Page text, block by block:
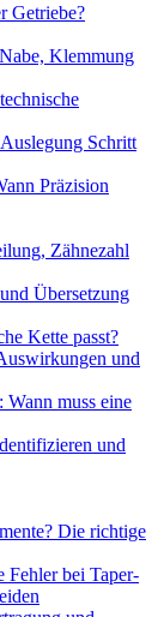
Getriebe?
Klemmung
Schritt
Präzision
Zähnezahl
Übersetzung
Kette passt?
und
muss eine
und
Die richtige
Fehler bei Taper-